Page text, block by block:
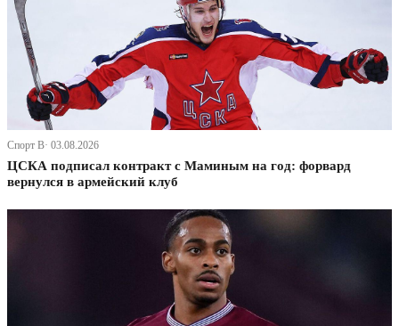
Спорт В· 03.08.2026
ЦСКА подписал контракт с Маминым на год: форвард
вернулся в армейский клуб